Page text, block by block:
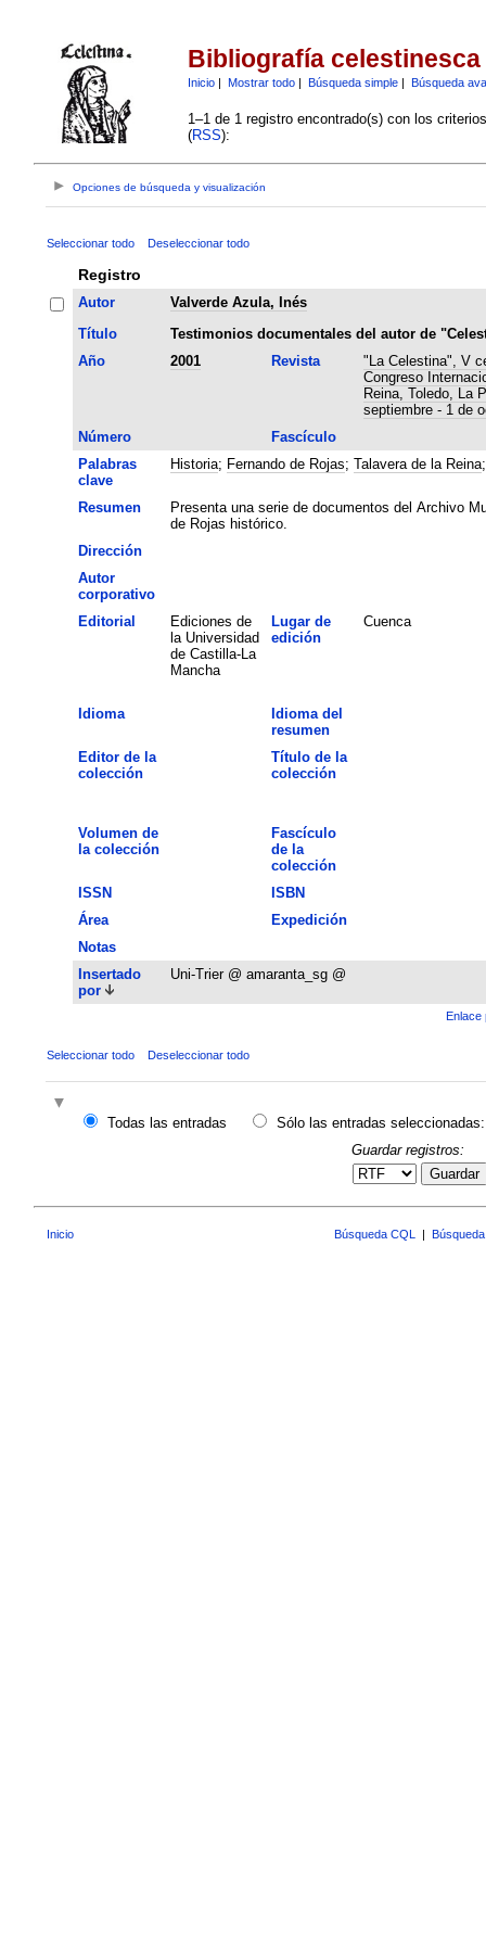
Bibliografía celestinesca
Inicio| Mostrar todo| Búsqueda simple| Búsqueda
1–1 de 1 registro encontrado(s) con los
(RSS):
Opciones de búsqueda y visualización
Seleccionar todo Deseleccionar todo
Registro
Autor
Valverde Azula, Inés
Título
Testimonios documentales del autor de
Año
2001 Revista
"La Celestina", V
Congreso
Reina, Toledo, La
septiembre - 1 de
Número
Fascículo
Palabras
clave
Historia; Fernando de Rojas; Talavera de la Reina
Resumen
Presenta una serie de documentos del Archivo
de Rojas histórico.
Dirección
Autor
corporativo
Editorial
Ediciones de
la Universidad
de Castilla-La
Mancha
Lugar de
edición
Cuenca
Idioma
Idioma del
resumen
Editor de la
colección
Título de la
colección
Volumen de
la colección
Fascículo
de la
colección
ISSN
ISBN
Área
Expedición
Notas
Insertado
por
Uni-Trier @ amaranta_sg @
Enlace
Seleccionar todo Deseleccionar todo
Todas las entradas
Sólo las entradas seleccionadas:
Guardar registros:
Guardar
Inicio Búsqueda CQL